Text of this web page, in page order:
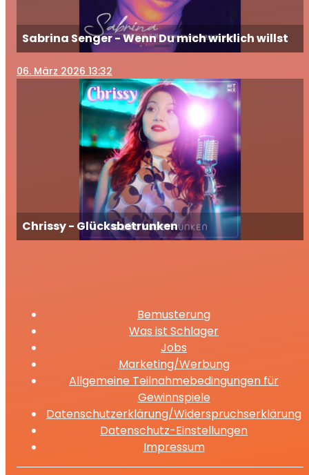
Sabrina Senger - Wenn Du mich wirklich willst
06. März 2026 13:32
Chrissy - Glücksbetrunken
Bemusterung
Was ist Schlager
Jobs
Marketing/Werbung
Allgemeine Teilnahmebedingungen für
Gewinnspiele
Datenschutzerklärung/Widerspruchserklärung
Datenschutz-Einstellungen
Impressum